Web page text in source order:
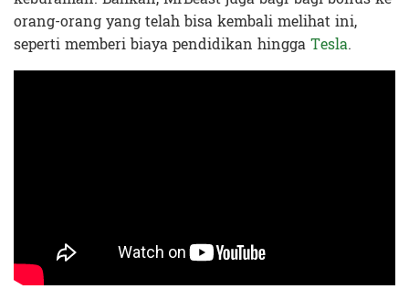
orang-orang yang telah bisa kembali melihat ini,
seperti memberi biaya pendidikan hinggaTesla.